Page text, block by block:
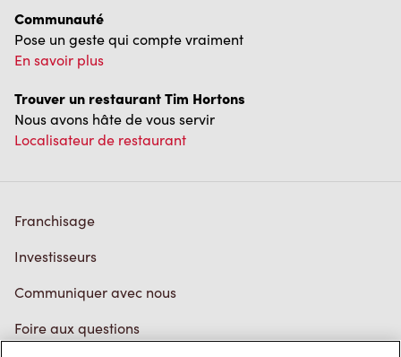
Communauté
Pose un geste qui compte vraiment
En savoir plus
Trouver un restaurant Tim Hortons
Nous avons hâte de vous servir
Localisateur de restaurant
Franchisage
Investisseurs
Communiquer avec nous
Foire aux questions